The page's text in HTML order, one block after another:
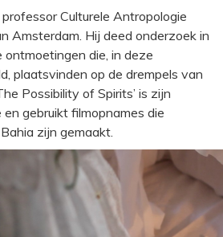
Culturele Antropologie
Amsterdam. Hij deed onderzoek in
ontmoetingen die, in deze
plaatsvinden op de drempels van
Possibility of Spirits’ is zijn
gebruikt filmopnames die
zijn gemaakt.